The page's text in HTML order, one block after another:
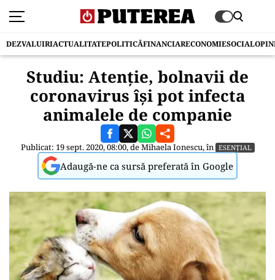
DEZVALUIRIACTUALITATEPOLITICĂFINANCIARECONOMIESOCIAL
Studiu: Atenție, bolnavii de
coronavirus își pot infecta
animalele de companie
Publicat: 19 sept. 2020, 08:00, deMihaela Ionescu, în ESENȚIAL
Adaugă-ne ca sursă preferată în Google